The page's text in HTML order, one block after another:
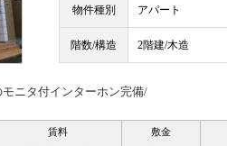
物件種別 アパート
階数/構造 2階建/木造
ニタ付インターホン完備/
賃料
敷金